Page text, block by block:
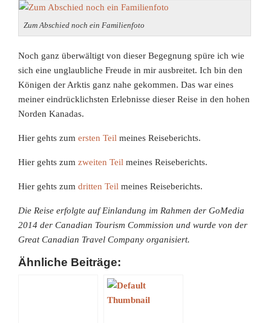
Zum Abschied noch ein Familienfoto
Noch ganz überwältigt von dieser Begegnung spüre ich wie
sich eine unglaubliche Freude in mir ausbreitet. Ich bin den
Königen der Arktis ganz nahe gekommen. Das war eines
meiner eindrücklichsten Erlebnisse dieser Reise in den hohen
Norden Kanadas.
Hier gehts zumersten Teil meines Reiseberichts.
Hier gehts zumzweiten Teil meines Reiseberichts.
Hier gehts zum dritten Teil meines Reiseberichts.
Die Reise erfolgte auf Einlandung im Rahmen der GoMedia
2014 der Canadian Tourism Commission und wurde von der
Great Canadian Travel Company organisiert.
Ähnliche Beiträge: